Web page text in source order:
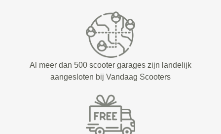
Al meer dan 500 scooter garages zijn landelijk
aangesloten bij Vandaag Scooters